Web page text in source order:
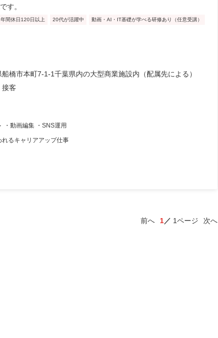
す。
年間休日120日以上 20代が活躍中 動画・AI・IT基礎が学べる研修あり（任意受講）
船橋市本町7-1-1千葉県内の大型商業施設内（配属先による）
接客
・動画編集 ・SNS運用
るキャリアアップ仕事
前へ 1 1ページ 次へ